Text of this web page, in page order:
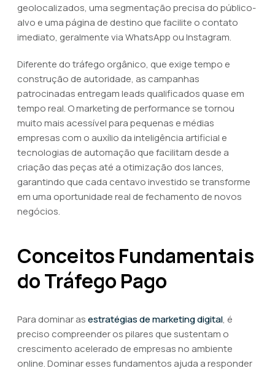
geolocalizados, uma segmentação precisa do público-
alvo e uma página de destino que facilite o contato
imediato, geralmente via WhatsApp ou Instagram.
Diferente do tráfego orgânico, que exige tempo e
construção de autoridade, as campanhas
patrocinadas entregam leads qualificados quase em
tempo real. O marketing de performance se tornou
muito mais acessível para pequenas e médias
empresas com o auxílio da inteligência artificial e
tecnologias de automação que facilitam desde a
criação das peças até a otimização dos lances,
garantindo que cada centavo investido se transforme
em uma oportunidade real de fechamento de novos
negócios.
Conceitos Fundamentais
do Tráfego Pago
Para dominar asestratégias de marketing digital, é
preciso compreender os pilares que sustentam o
crescimento acelerado de empresas no ambiente
online. Dominar esses fundamentos ajuda a responder